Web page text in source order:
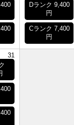
Dランク 9,400
円
Cランク 7,400
円
31